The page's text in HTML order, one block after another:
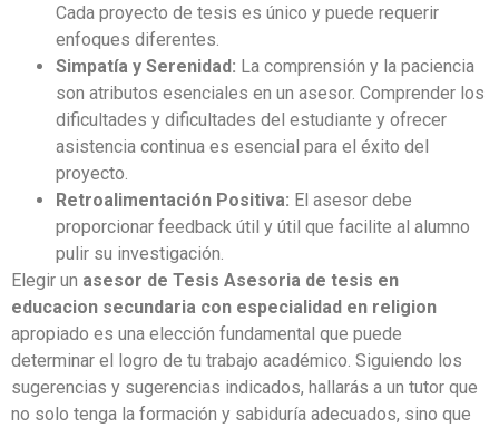
Cada proyecto de tesis es único y puede requerir
enfoques diferentes.
Simpatía y Serenidad: La comprensión y la paciencia
son atributos esenciales en un asesor. Comprender los
dificultades y dificultades del estudiante y ofrecer
asistencia continua es esencial para el éxito del
proyecto.
Retroalimentación Positiva: El asesor debe
proporcionar feedback útil y útil que facilite al alumno
pulir su investigación.
Elegir un asesor de Tesis Asesoria de tesis en
educacion secundaria con especialidad en religion
apropiado es una elección fundamental que puede
determinar el logro de tu trabajo académico. Siguiendo los
sugerencias y sugerencias indicados, hallarás a un tutor que
no solo tenga la formación y sabiduría adecuados, sino que